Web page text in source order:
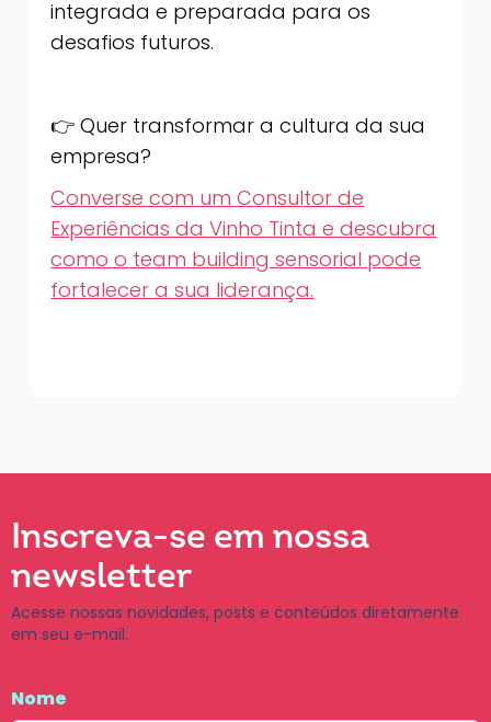
integrada e preparada para os
desafios futuros.
👉 Quer transformar a cultura da sua
empresa?
Converse com um Consultor de
Experiências da Vinho Tinta e descubra
como o team building sensorial pode
fortalecer a sua liderança.
Inscreva-se em nossa
newsletter
Acesse nossas novidades, posts e conteúdos diretamente
em seu e-mail.
Nome